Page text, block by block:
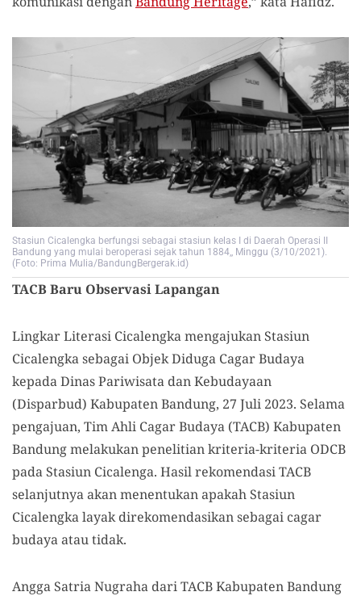
Stasiun Cicalengka berfungsi sebagai stasiun kelas I di Daerah Operasi II
Bandung yang mulai beroperasi sejak tahun 1884,, Minggu (3/10/2021).
(Foto: Prima Mulia/BandungBergerak.id)
TACB Baru Observasi Lapangan
Lingkar Literasi Cicalengka mengajukan Stasiun
Cicalengka sebagai Objek Diduga Cagar Budaya
kepada Dinas Pariwisata dan Kebudayaan
(Disparbud) Kabupaten Bandung, 27 Juli 2023. Selama
pengajuan, Tim Ahli Cagar Budaya (TACB) Kabupaten
Bandung melakukan penelitian kriteria-kriteria ODCB
pada Stasiun Cicalenga. Hasil rekomendasi TACB
selanjutnya akan menentukan apakah Stasiun
Cicalengka layak direkomendasikan sebagai cagar
budaya atau tidak.
Angga Satria Nugraha dari TACB Kabupaten Bandung